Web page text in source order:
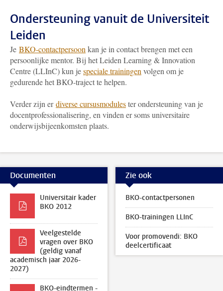
Ondersteuning vanuit de Universiteit
Leiden
Je BKO-contactpersoon kan je in contact brengen met een
persoonlijke mentor. Bij het Leiden Learning & Innovation
Centre (LLInC) kun jespeciale trainingen volgen om je
gedurende het BKO-traject te helpen.
Verder zijn erdiverse cursusmodulester ondersteuning van je
docentprofessionalisering, en vinden er soms universitaire
onderwijsbijeenkomsten plaats.
Documenten
Universitair kader
BKO 2012
Veelgestelde
vragen over BKO
(geldig vanaf
academisch jaar 2026-
2027)
BKO-eindtermen -
Zie ook
BKO-contactpersonen
BKO-trainingen LLInC
Voor promovendi: BKO
deelcertificaat